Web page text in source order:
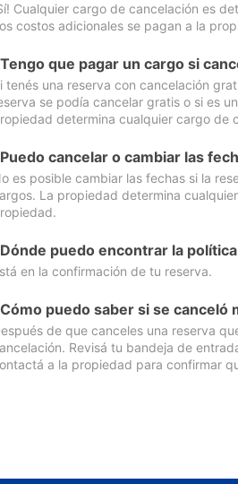
Cualquier cargo de cancelación es
costos adicionales se pagan a la
que pagar un cargo si
tenés una reserva con cancelación
se podía cancelar gratis o si es
determina cualquier cargo de
cancelar o cambiar las
es posible cambiar las fechas si la
La propiedad determina
puedo encontrar la
en la confirmación de tu reserva.
puedo saber si se canceló
de que canceles una reserva
Revisá tu bandeja de
a la propiedad para confirmar